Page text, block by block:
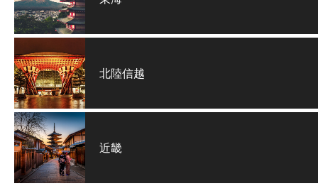
北陸信越
近畿